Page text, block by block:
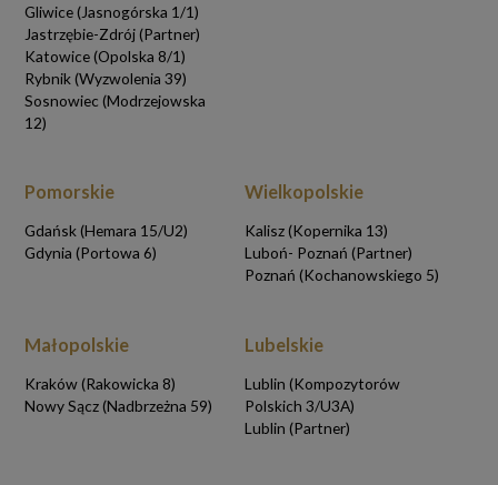
Gliwice (Jasnogórska 1/1)
Jastrzębie-Zdrój (Partner)
Katowice (Opolska 8/1)
Rybnik (Wyzwolenia 39)
Sosnowiec (Modrzejowska
12)
Pomorskie
Gdańsk (Hemara 15/U2)
Gdynia (Portowa 6)
Wielkopolskie
Kalisz (Kopernika 13)
Luboń- Poznań (Partner)
Poznań (Kochanowskiego 5)
Małopolskie
Kraków (Rakowicka 8)
Nowy Sącz (Nadbrzeżna 59)
Lubelskie
Lublin (Kompozytorów
Polskich 3/U3A)
Lublin (Partner)